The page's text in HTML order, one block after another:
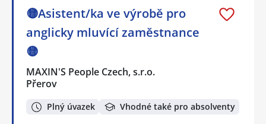
🟡Asistent/ka ve výrobě pro
anglicky mluvící zaměstnance
🟡
MAXIN'S People Czech, s.r.o.
Přerov
Plný úvazek Vhodné také pro absolventy